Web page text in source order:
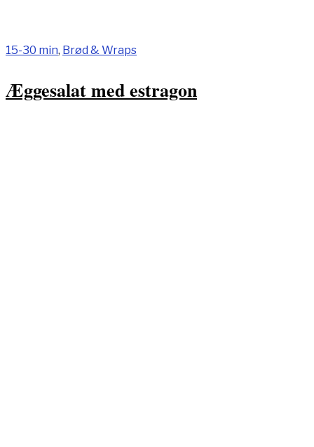
15-30 min, Brød & Wraps
Æggesalat med estragon